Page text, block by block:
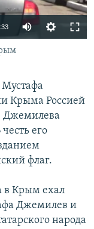
Крыма Россией
Джемилева
его
флаг.
в Крым ехал
Джемилев и
народа